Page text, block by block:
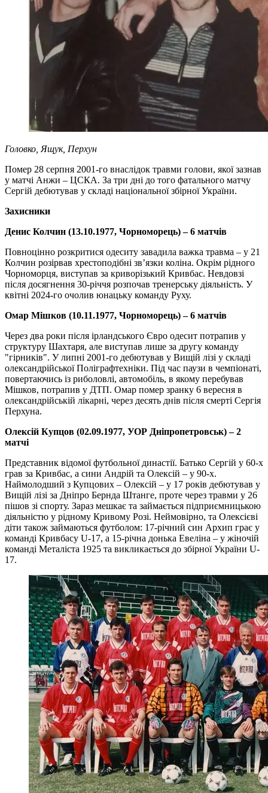
Головко, Ящук, Перхун
Помер 28 серпня 2001-го внаслідок травми голови, якої зазнав
у матчі Анжи – ЦСКА. За три дні до того фатального матчу
Сергій дебютував у складі національної збірної України.
Захисники
Денис Колчин (13.10.1977, Чорноморець) – 6 матчів
Повноцінно розкритися одеситу завадила важка травма – у 21
Колчин розірвав хрестоподібні зв’язки коліна. Окрім рідного
Чорноморця, виступав за криворізький Кривбас. Невдовзі
після досягнення 30-річчя розпочав тренерську діяльність. У
квітні 2024-го очолив юнацьку команду Руху.
Омар Мішков (10.11.1977, Чорноморець) – 6 матчів
Через два роки після ірландського Євро одесит потрапив у
структуру Шахтаря, але виступав лише за другу команду
"гірників". У липні 2001-го дебютував у Вищій лізі у складі
олександрійської Поліграфтехніки. Під час паузи в чемпіонаті,
повертаючись із риболовлі, автомобіль, в якому перебував
Мішков, потрапив у ДТП. Омар помер зранку 6 вересня в
олександрійській лікарні, через десять днів після смерті Сергія
Перхуна.
Олексій Купцов (02.09.1977, УОР Дніпропетровськ) – 2
матчі
Представник відомої футбольної династії. Батько Сергій у 60-х
грав за Кривбас, а сини Андрій та Олексій – у 90-х.
Наймолодший з Купцових – Олексій – у 17 років дебютував у
Вищій лізі за Дніпро Бернда Штанге, проте через травми у 26
пішов зі спорту. Зараз мешкає та займається підприємницькою
діяльністю у рідному Кривому Розі. Неймовірно, та Олексієві
діти також займаються футболом: 17-річний син Архип грає у
команді Кривбасу U-17, а 15-річна донька Евеліна – у жіночій
команді Металіста 1925 та викликається до збірної України U-
17.